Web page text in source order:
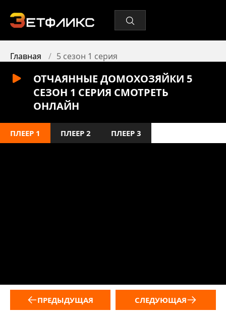
Главная 5 сезон 1 серия
ОТЧАЯННЫЕ ДОМОХОЗЯЙКИ 5
СЕЗОН 1 СЕРИЯ СМОТРЕТЬ
ОНЛАЙН
ПЛЕЕР 1 ПЛЕЕР 2 ПЛЕЕР 3
ПРЕДЫДУЩАЯ СЛЕДУЮЩАЯ